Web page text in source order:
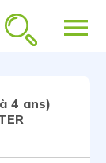
menu
4 ans)